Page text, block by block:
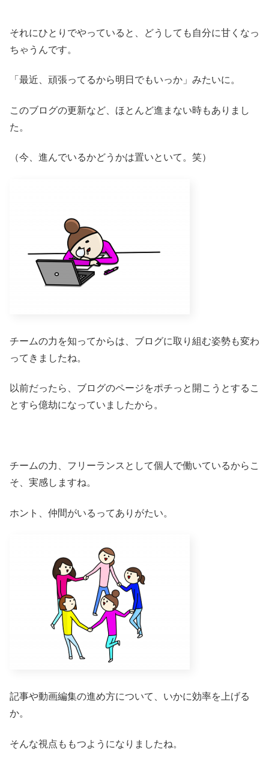
それにひとりでやっていると、どうしても自分に甘くなっ
ちゃうんです。
「最近、頑張ってるから明日でもいっか」みたいに。
このブログの更新など、ほとんど進まない時もありまし
た。
（今、進んでいるかどうかは置いといて。笑）
チームの力を知ってからは、ブログに取り組む姿勢も変わ
ってきましたね。
以前だったら、ブログのページをポチっと開こうとするこ
とすら億劫になっていましたから。
チームの力、フリーランスとして個人で働いているからこ
そ、実感しますね。
ホント、仲間がいるってありがたい。
記事や動画編集の進め方について、いかに効率を上げる
か。
そんな視点ももつようになりましたね。